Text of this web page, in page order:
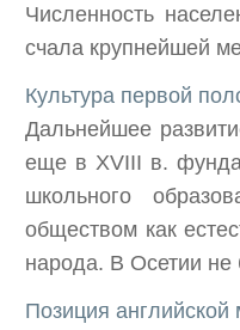
Численность
счала крупнейшей
Культура первой
Дальнейшее
еще в XVIII в.
школьного
обществом как
народа. В Осетии не
Позиция